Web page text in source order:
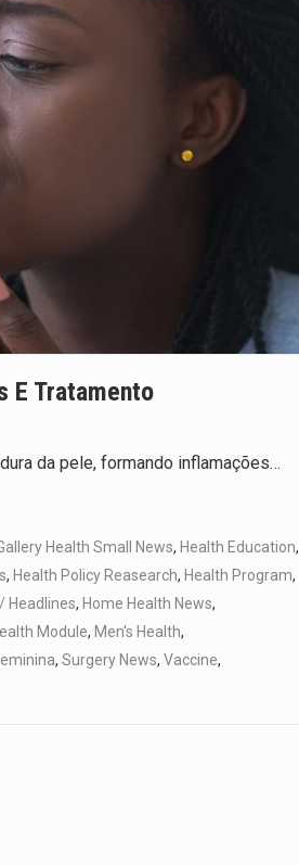
mais…
abril de 2026…
para…
que cidadãos dos Estados…
E Tratamento
da pele, formando inflamações…
Health Small News, Health Education,
, Health Policy Reasearch, Health Program,
Headlines, Home Health News,
Module, Men's Health,
, Surgery News, Vaccine,